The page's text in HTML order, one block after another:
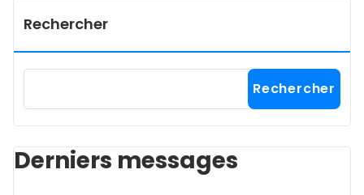
Rechercher
Rechercher
Derniers messages